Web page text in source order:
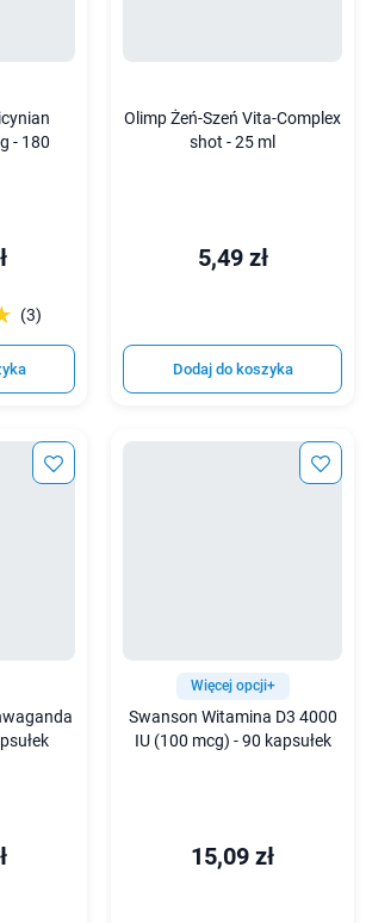
- 180
(3)
Olimp Żeń-Szeń Vita-Complex
shot - 25 ml
5,49 zł
Dodaj do koszyka
Więcej opcji+
Swanson Witamina D3 4000
IU (100 mcg) - 90 kapsułek
15,09 zł